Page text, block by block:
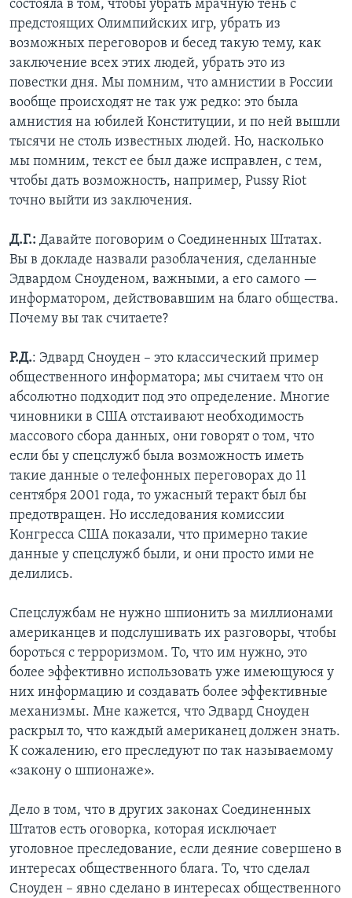
состояла в том, чтобы убрать мрачную тень с
предстоящих Олимпийских игр, убрать из
возможных переговоров и бесед такую тему, как
заключение всех этих людей, убрать это из
повестки дня. Мы помним, что амнистии в России
вообще происходят не так уж редко: это была
амнистия на юбилей Конституции, и по ней вышли
тысячи не столь известных людей. Но, насколько
мы помним, текст ее был даже исправлен, с тем,
чтобы дать возможность, например, Pussy Riot
точно выйти из заключения.
Д.Г.: Давайте поговорим о Соединенных Штатах.
Вы в докладе назвали разоблачения, сделанные
Эдвардом Сноуденом, важными, а его самого —
информатором, действовавшим на благо общества.
Почему вы так считаете?
Р.Д.: Эдвард Сноуден – это классический пример
общественного информатора; мы считаем что он
абсолютно подходит под это определение. Многие
чиновники в США отстаивают необходимость
массового сбора данных, они говорят о том, что
если бы у спецслужб была возможность иметь
такие данные о телефонных переговорах до 11
сентября 2001 года, то ужасный теракт был бы
предотвращен. Но исследования комиссии
Конгресса США показали, что примерно такие
данные у спецслужб были, и они просто ими не
делились.
Спецслужбам не нужно шпионить за миллионами
американцев и подслушивать их разговоры, чтобы
бороться с терроризмом. То, что им нужно, это
более эффективно использовать уже имеющуюся у
них информацию и создавать более эффективные
механизмы. Мне кажется, что Эдвард Сноуден
раскрыл то, что каждый американец должен знать.
К сожалению, его преследуют по так называемому
«закону о шпионаже».
Дело в том, что в других законах Соединенных
Штатов есть оговорка, которая исключает
уголовное преследование, если деяние совершено в
интересах общественного блага. То, что сделал
Сноуден – явно сделано в интересах общественного